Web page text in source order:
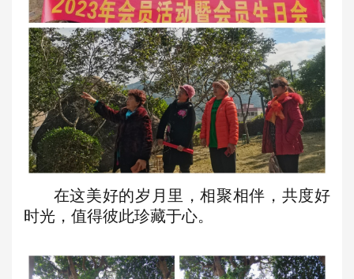
在这美好的岁月里，相聚相伴，共度好
时光，值得彼此珍藏于心。